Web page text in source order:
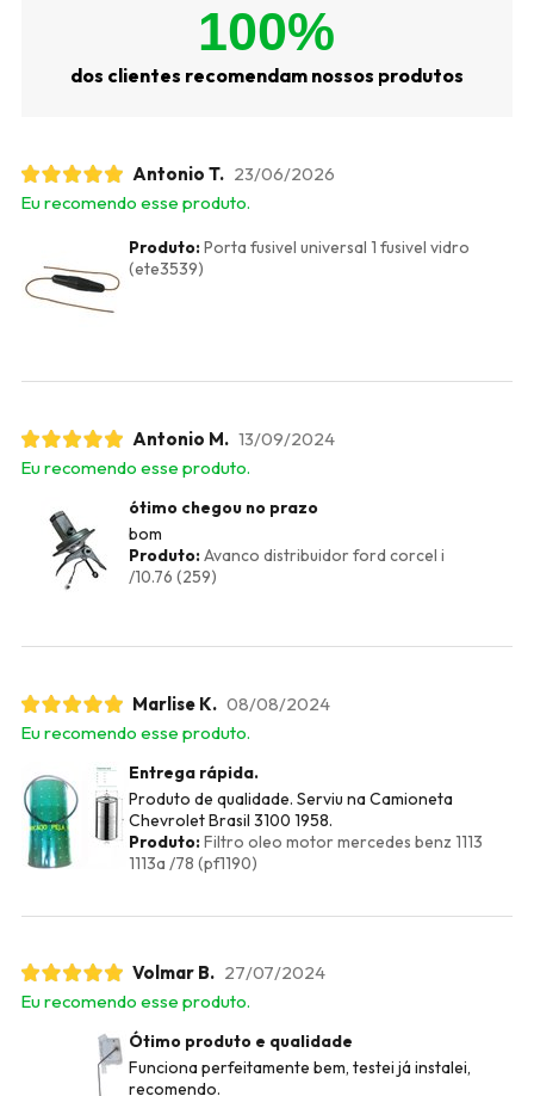
100%
dos clientes recomendam nossos produtos
Antonio T. 23/06/2026
Eu recomendo esse produto.
Produto:Porta fusivel universal 1 fusivel vidro
(ete3539)
Antonio M. 13/09/2024
Eu recomendo esse produto.
ótimo chegou no prazo
bom
Produto:Avanco distribuidor ford corcel i
/10.76 (259)
Marlise K. 08/08/2024
Eu recomendo esse produto.
Entrega rápida.
Produto de qualidade. Serviu na Camioneta
Chevrolet Brasil 3100 1958.
Produto:Filtro oleo motor mercedes benz 1113
1113a /78 (pf1190)
Volmar B. 27/07/2024
Eu recomendo esse produto.
Ótimo produto e qualidade
Funciona perfeitamente bem, testei já instalei,
recomendo.